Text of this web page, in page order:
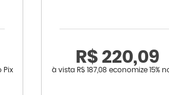
Pix
R$ 220,09
à vista R$ 187,08 economize15%